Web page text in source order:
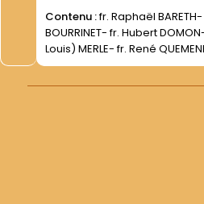
Contenu :fr. Raphaël BARETH- fr. Jean-Dominique
BOURRINET- fr. Hubert
Louis) MERLE- fr. René
fr. Damien VORREUX- fr.